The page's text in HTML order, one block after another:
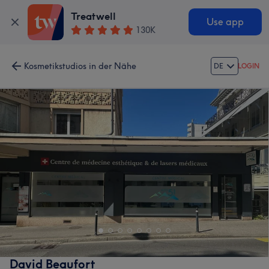
Treatwell
130K
Use app
Kosmetikstudios in der Nähe DE LOGIN
David Beaufort